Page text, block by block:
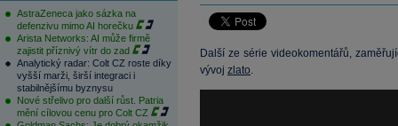
AstraZeneca jako sázka na
defenzivu mimo AI horečku
Arista Networks: AI může firmě
zajistit příznivý vítr do zad
Analytický radar: Colt CZ roste díky
vyšší marži, širší integraci i
stabilnějšímu byznysu
Nové střelivo pro další růst. Patria
mění cílovou cenu pro Colt CZ
Další ze série videokomentářů,
vývoj zlato.